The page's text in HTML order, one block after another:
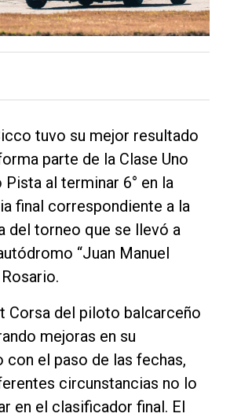
tuvo su mejor resultado
parte de la Clase Uno
al terminar 6° en la
final correspondiente a la
del torneo que se llevó a
“Juan Manuel
Corsa del piloto balcarceño
mejoras en su
con el paso de las fechas,
circunstancias no lo
en el clasificador final. El